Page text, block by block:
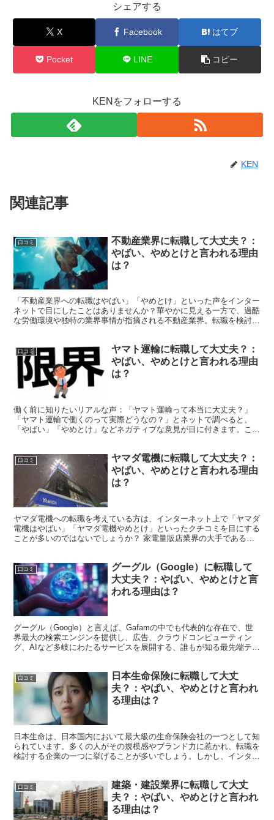
シェアする
X Facebook はてブ
Pocket LINE コピー
KENをフォローする
KEN
関連記事
口コミ
不動産業界に転職して大丈夫？：
やばい、やめとけと言われる理由
は？
「不動産業界への転職はやばい」「やめとけ」といった声をインター
ネットで目にしたことはありませんか？華やかに見える一方で、過酷
な労働環境や独特の業界事情が指摘される不動産業界。転職を検討す
口コミ
ヤマト運輸に転職して大丈夫？：
やばい、やめとけと言われる理由
は？
働く前に知りたいリアルな声：「ヤマト運輸って本当に大丈夫？」
「ヤマト運輸で働くのって実際どうなの？」とネットで調べると、
「やばい」「やめとけ」などネガティブな意見が目に付きます。この
口コミ
ヤマダ電機に転職して大丈夫？：
やばい、やめとけと言われる理由
は？
ヤマダ電機への転職を考えている方は、インターネット上で「ヤマダ
電機はやばい」「ヤマダ電機やめとけ」といったクチコミを目にする
ことが多いのではないでしょうか？ 家電量販店業界の大手であるヤ
口コミ
グーグル（Google）に転職して
大丈夫？：やばい、やめとけと言
われる理由は？
グーグル（Google）と言えば、Gafamの中でも代表的な存在で、世
界最大の検索エンジンを提供し、広告、クラウドコンピューティン
グ、AIなど多岐にわたるサービスを展開する、誰もが知る最先端テク
口コミ
日本生命保険に転職して大丈
夫？：やばい、やめとけと言われ
る理由は？
日本生命は、日本国内において最大級の生命保険会社の一つとして知
られています。多くの人がその規模感やブランド力に惹かれ、転職を
検討する企業の一つに挙げることが多いでしょう。しかし、インター
口コミ
建築・建設業界に転職して大丈
夫？：やばい、やめとけと言われ
る理由は？